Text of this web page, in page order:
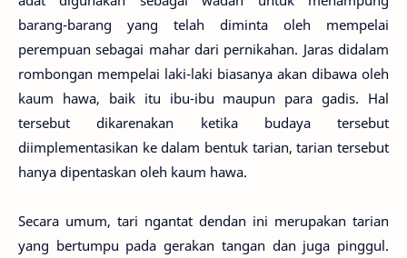
barang-barang yang telah diminta oleh mempelai
perempuan sebagai mahar dari pernikahan. Jaras didalam
rombongan mempelai laki-laki biasanya akan dibawa oleh
kaum hawa, baik itu ibu-ibu maupun para gadis. Hal
tersebut dikarenakan ketika budaya tersebut
diimplementasikan ke dalam bentuk tarian, tarian tersebut
hanya dipentaskan oleh kaum hawa.
Secara umum, tari ngantat dendan ini merupakan tarian
yang bertumpu pada gerakan tangan dan juga pinggul.